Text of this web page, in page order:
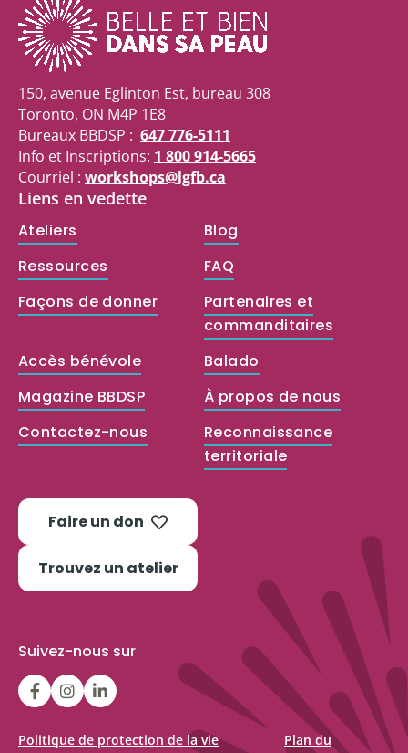
150, avenue Eglinton Est, bureau 308
Toronto, ON M4P 1E8
Bureaux BBDSP : 647 776-5111
Info et Inscriptions: 1 800 914-5665
Courriel : workshops@lgfb.ca
Liens en vedette
Ateliers
Blog
Ressources
FAQ
Façons de donner
Partenaires et
commanditaires
Accès bénévole
Balado
Magazine BBDSP
À propos de nous
Contactez-nous
Reconnaissance
territoriale
Faire un don
Trouvez un atelier
Suivez-nous sur
LGFBCanada
LGFBCanada
Belle
et
Politique de protection de la vie
Plan du